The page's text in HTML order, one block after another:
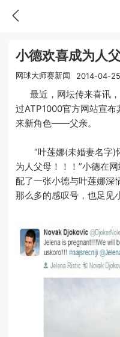
小德欢喜成为人
网球大师赛新闻 2014-04-25
最近，网坛传来喜讯，
过ATP1000官方网站宣
来新角色——父亲。
“叶莲娜(未婚妻名字)
为人父母！！！”小德在
配了一张小德与叶莲娜深
那么多的感叹号，也足见